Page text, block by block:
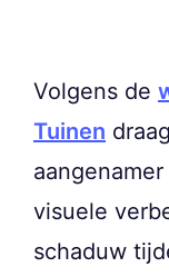
Volgens de
Tuinen
visuele
schaduw